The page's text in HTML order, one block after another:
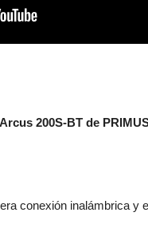
200S-BT de
conexión inalámbrica y